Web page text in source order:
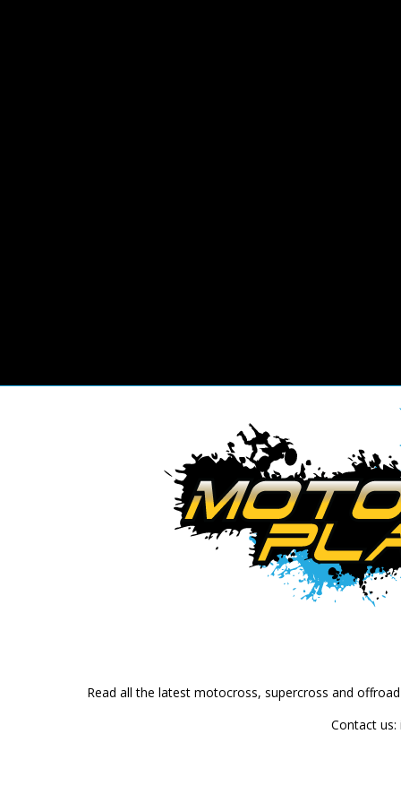
Read all the latest motocross, supercross and
Contact us: